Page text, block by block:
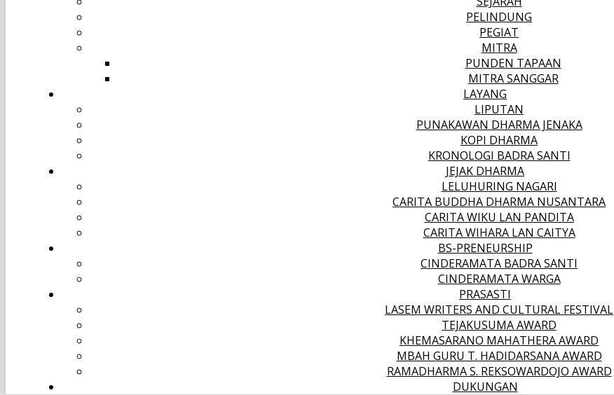
PELINDUNG
PEGIAT
MITRA
PUNDEN TAPAAN
MITRA SANGGAR
LAYANG
LIPUTAN
PUNAKAWAN DHARMA JENAKA
KOPI DHARMA
KRONOLOGI BADRA SANTI
JEJAK DHARMA
LELUHURING NAGARI
CARITA BUDDHA DHARMA NUSANTARA
CARITA WIKU LAN PANDITA
CARITA WIHARA LAN CAITYA
BS-PRENEURSHIP
CINDERAMATA BADRA SANTI
CINDERAMATA WARGA
PRASASTI
LASEM WRITERS AND CULTURAL FESTIVAL
TEJAKUSUMA AWARD
KHEMASARANO MAHATHERA AWARD
MBAH GURU T. HADIDARSANA AWARD
RAMADHARMA S. REKSOWARDOJO AWARD
DUKUNGAN